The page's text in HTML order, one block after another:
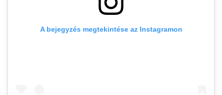
A bejegyzés megtekintése az Instagramon